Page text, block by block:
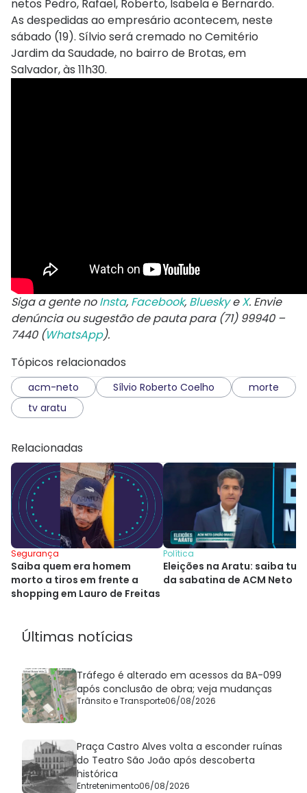
netos Pedro, Rafael, Roberto, Isabela e Bernardo.
As despedidas ao empresário acontecem, neste
sábado (19). Sílvio será cremado no Cemitério
Jardim da Saudade, no bairro de Brotas, em
Salvador, às 11h30.
Siga a gente noInsta, Facebook, BlueskyeX. Envie
denúncia ou sugestão de pauta para (71) 99940 –
7440 (WhatsApp).
Tópicos relacionados
acm-neto Sílvio Roberto Coelho
morte
tv aratu
Relacionadas
Segurança
Saiba quem era homem
morto a tiros em frente a
shopping em Lauro de Freitas
Política
Eleições na Aratu: saiba
da sabatina de ACM Neto
Últimas notícias
Tráfego é alterado em acessos da BA-099
após conclusão de obra; veja mudanças
Trânsito e Transporte06/08/2026
Praça Castro Alves volta a esconder ruínas
do Teatro São João após descoberta
histórica
Entretenimento06/08/2026